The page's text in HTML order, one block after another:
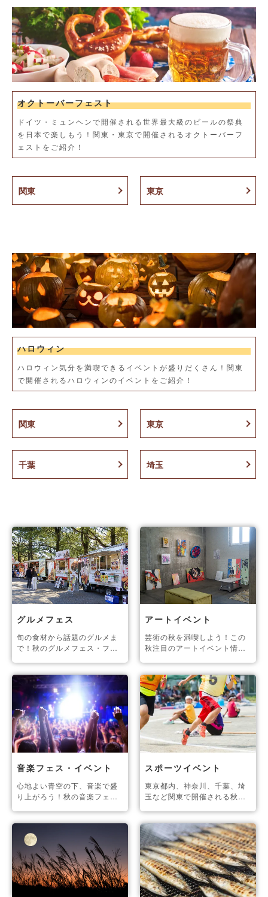
オクトーバーフェスト
ドイツ・ミュンヘンで開催される世界最大級のビールの祭典
を日本で楽しもう！関東・東京で開催されるオクトーバーフ
ェストをご紹介！
関東 東京
ハロウィン
ハロウィン気分を満喫できるイベントが盛りだくさん！関東
で開催されるハロウィンのイベントをご紹介！
関東 東京
千葉 埼玉
グルメフェス
旬の食材から話題のグルメま
で！秋のグルメフェス・フー
アートイベント
芸術の秋を満喫しよう！この
秋注目のアートイベント情
音楽フェス・イベント
心地よい青空の下、音楽で盛
り上がろう！秋の音楽フェ
スポーツイベント
東京都内、神奈川、千葉、埼
玉など関東で開催される秋の